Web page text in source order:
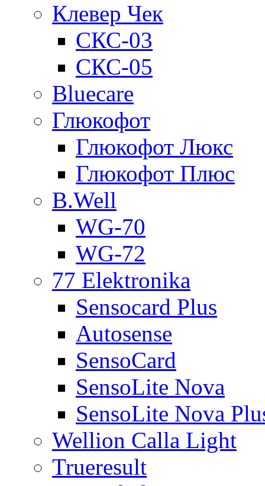
Клевер Чек
СКС-03
СКС-05
Bluecare
Глюкофот
Глюкофот Люкс
Глюкофот Плюс
B.Well
WG-70
WG-72
77 Elektronika
Sensocard Plus
Autosense
SensoCard
SensoLite Nova
SensoLite Nova
Wellion Calla Light
Trueresult